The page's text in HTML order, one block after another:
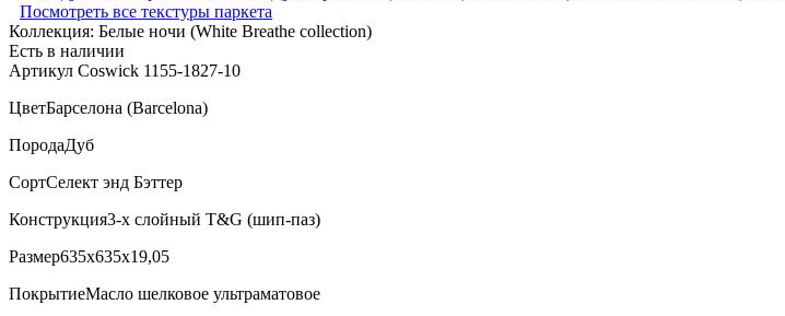
Посмотреть все текстуры паркета
Коллекция: Белые ночи (White Breathe collection)
Есть в наличии
Артикул Coswick 1155-1827-10
ЦветБарселона (Barcelona)
ПородаДуб
СортСелект энд Бэттер
Конструкция3-х слойный T&G (шип-паз)
Размер635x635x19,05
ПокрытиеМасло шелковое ультраматовое